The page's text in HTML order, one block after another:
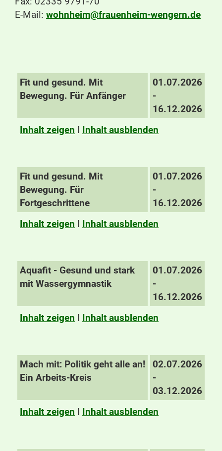
E-Mail: wohnheim@frauenheim-wengern.de
Fit und gesund. Mit
Bewegung. Für Anfänger
01.07.2026
-
16.12.2026
Inhalt zeigen I Inhalt ausblenden
Fit und gesund. Mit
Bewegung. Für
Fortgeschrittene
01.07.2026
-
16.12.2026
Inhalt zeigen I Inhalt ausblenden
Aquafit - Gesund und stark
mit Wassergymnastik
01.07.2026
-
16.12.2026
Inhalt zeigen I Inhalt ausblenden
Mach mit: Politik geht alle an!
Ein Arbeits-Kreis
02.07.2026
-
03.12.2026
Inhalt zeigen I Inhalt ausblenden